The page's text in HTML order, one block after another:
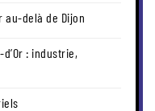
au-delà de Dijon
: industrie,